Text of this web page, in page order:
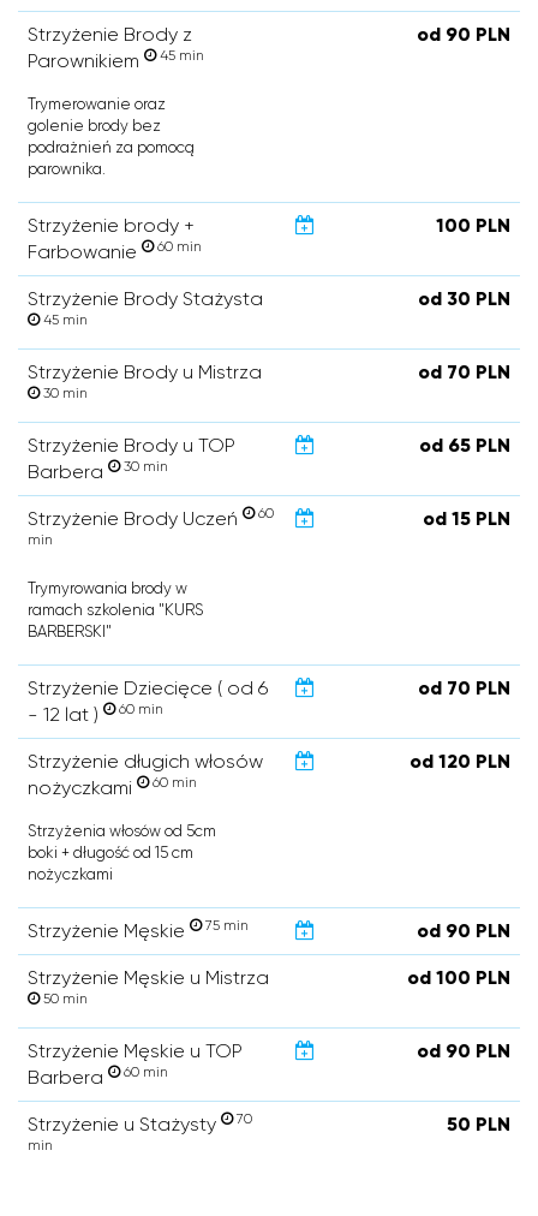
Strzyżenie Brody z
Parownikiem
45 min
od 90 PLN
Trymerowanie oraz
golenie brody bez
podrażnień za pomocą
parownika.
Strzyżenie brody +
Farbowanie
60 min
100 PLN
Strzyżenie Brody Stażysta
45 min
od 30 PLN
Strzyżenie Brody u Mistrza
30 min
od 70 PLN
Strzyżenie Brody u TOP
Barbera
30 min
od 65 PLN
Strzyżenie Brody Uczeń
60
min
od 15 PLN
Trymyrowania brody w
ramach szkolenia "KURS
BARBERSKI"
Strzyżenie Dziecięce ( od 6
- 12 lat )
60 min
od 70 PLN
Strzyżenie długich włosów
nożyczkami
60 min
od 120 PLN
Strzyżenia włosów od 5cm
boki + długość od 15 cm
nożyczkami
Strzyżenie Męskie 75 min od 90 PLN
Strzyżenie Męskie u Mistrza
50 min
od 100 PLN
Strzyżenie Męskie u TOP
Barbera
60 min
od 90 PLN
Strzyżenie u Stażysty
70
min
50 PLN